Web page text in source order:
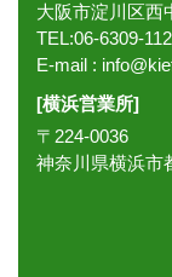
大阪市淀川区西
TEL:06-6309-
E-mail :
[横浜営業所]
〒224-0036
神奈川県横浜市